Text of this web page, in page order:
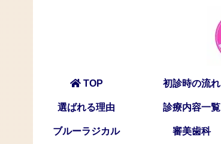
TOP 初診時の流れ
選ばれる理由 診療内容一覧
ブルーラジカル 審美歯科